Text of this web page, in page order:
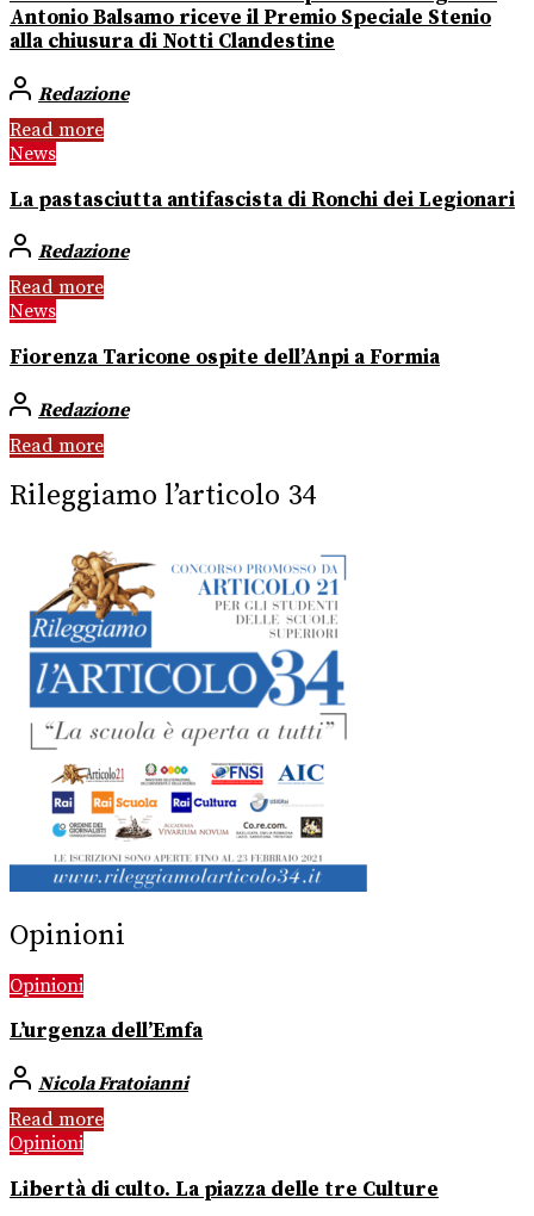
Antonio Balsamo riceve il Premio Speciale Stenio
alla chiusura di Notti Clandestine
Redazione
Read more
News
La pastasciutta antifascista di Ronchi dei Legionari
Redazione
Read more
News
Fiorenza Taricone ospite dell’Anpi a Formia
Redazione
Read more
Rileggiamo l’articolo 34
Opinioni
Opinioni
L’urgenza dell’Emfa
Nicola Fratoianni
Read more
Opinioni
Libertà di culto. La piazza delle tre Culture